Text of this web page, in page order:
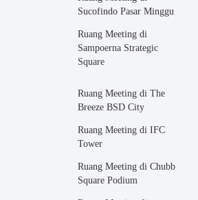
Sucofindo Pasar Minggu
Ruang Meeting di
Sampoerna Strategic
Square
Ruang Meeting di The
Breeze BSD City
Ruang Meeting di IFC
Tower
Ruang Meeting di Chubb
Square Podium